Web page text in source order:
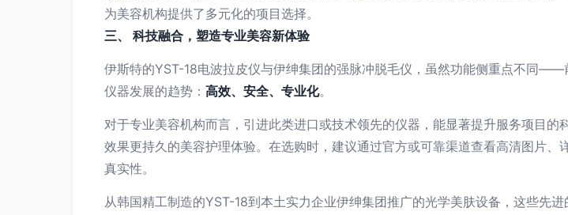
为美容机构提供了多元化的项目选择。
三、 科技融合，塑造专业美容新体验
伊斯特的YST-18电波拉皮仪与伊绅集团的强脉冲脱毛仪，虽然功能侧重点不同
仪器发展的趋势： 高效、安全、专业化。
对于专业美容机构而言，引进此类进口或技术领先的仪器，能显著提升服务项目的
效果更持久的美容护理体验。在选购时，建议通过官方或可靠渠道查看高清图片
真实性。
从韩国精工制造的YST-18到本土实力企业伊绅集团推广的光学美肤设备，这些先